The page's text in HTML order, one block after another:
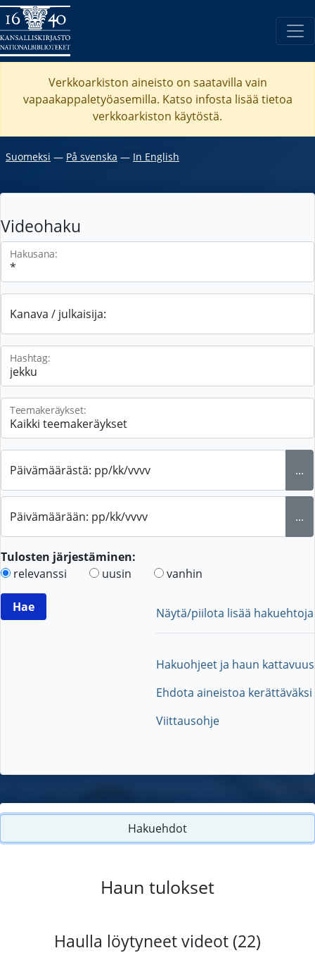
Verkkoarkiston aineisto on saatavilla vain
vapaakappaletyöasemilla. Katso infosta lisää tietoa
verkkoarkiston käytöstä.
Suomeksi ― På svenska ― In English
Videohaku
Hakusana:
Kanava / julkaisija:
Hashtag:
Teemakeräykset:
Päivämäärästä: pp/kk/vvvv ...
Päivämäärään: pp/kk/vvvv ...
Tulosten järjestäminen:
relevanssi
uusin vanhin
Näytä/piilota lisää hakuehtoja
Hakuohjeet ja haun kattavuus
Ehdota aineistoa kerättäväksi
Viittausohje
Hakuehdot
Haun tulokset
Haulla löytyneet videot (22)